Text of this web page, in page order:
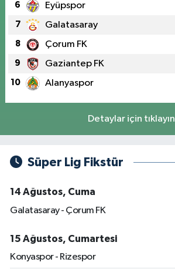
6 Eyüpspor
7 Galatasaray
8 Çorum FK
9 Gaziantep FK
10 Alanyaspor
Detaylar için tıklayın
Süper Lig Fikstür
14 Ağustos, Cuma
Galatasaray - Çorum FK
15 Ağustos, Cumartesi
Konyaspor - Rizespor